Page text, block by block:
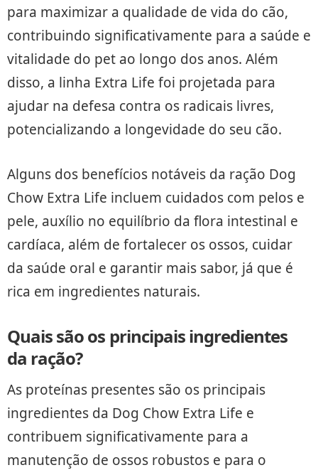
para maximizar a qualidade de vida do cão,
contribuindo significativamente para a saúde e
vitalidade do pet ao longo dos anos. Além
disso, a linha Extra Life foi projetada para
ajudar na defesa contra os radicais livres,
potencializando a longevidade do seu cão.
Alguns dos benefícios notáveis da ração Dog
Chow Extra Life incluem cuidados com pelos e
pele, auxílio no equilíbrio da flora intestinal e
cardíaca, além de fortalecer os ossos, cuidar
da saúde oral e garantir mais sabor, já que é
rica em ingredientes naturais.
Quais são os principais ingredientes
da ração?
As proteínas presentes são os principais
ingredientes da Dog Chow Extra Life e
contribuem significativamente para a
manutenção de ossos robustos e para o